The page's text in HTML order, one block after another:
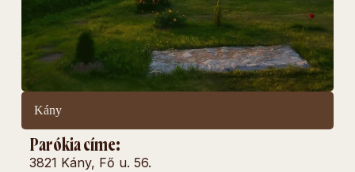
Kány
Parókia címe:
3821 Kány, Fő u. 56.